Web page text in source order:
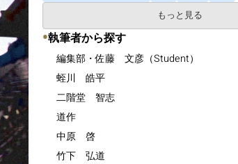
もっと見る
●執筆者から探す
編集部・佐藤 文彦（Student）
蛭川 皓平
二階堂 智志
道作
中原 啓
竹下 弘道